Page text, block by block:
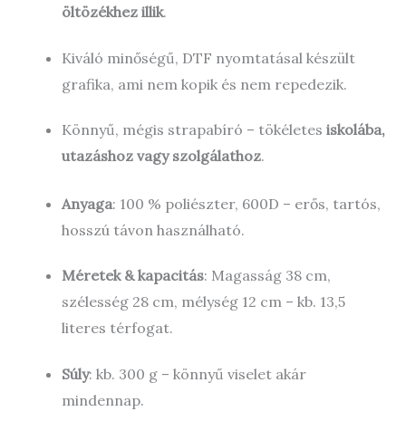
öltözékhez illik.
Kiváló minőségű, DTF nyomtatásal készült
grafika, ami nem kopik és nem repedezik.
Könnyű, mégis strapabíró – tökéletes iskolába,
utazáshoz vagy szolgálathoz.
Anyaga: 100 % poliészter, 600D – erős, tartós,
hosszú távon használható.
Méretek & kapacitás: Magasság 38 cm,
szélesség 28 cm, mélység 12 cm – kb. 13,5
literes térfogat.
Súly: kb. 300 g – könnyű viselet akár
mindennap.